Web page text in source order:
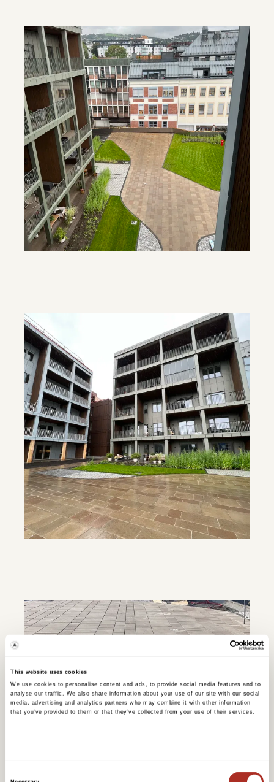
This website uses cookies
We use cookies to personalise content and ads, to provide social media features and to
analyse our traffic. We also share information about your use of our site with our social
media, advertising and analytics partners who may combine it with other information
that you’ve provided to them or that they’ve collected from your use of their services.